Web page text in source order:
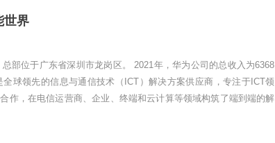
世界
部位于广东省深圳市龙岗区。 2021年，华为公司的总收入为6368
球领先的信息与通信技术（ICT）解决方案供应商，专注于ICT领
作，在电信运营商、企业、终端和云计算等领域构筑了端到端的解